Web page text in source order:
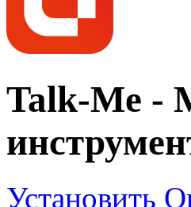
Talk-Me -
Установить